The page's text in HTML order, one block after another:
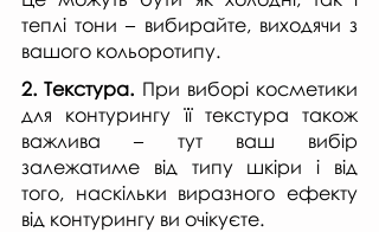
теплі тони – вибирайте, виходячи з
вашого кольоротипу.
2. Текстура. При виборі косметики
для контурингу її текстура також
важлива – тут ваш вибір
залежатиме від типу шкіри і від
того, наскільки виразного ефекту
від контурингу ви очікуєте.